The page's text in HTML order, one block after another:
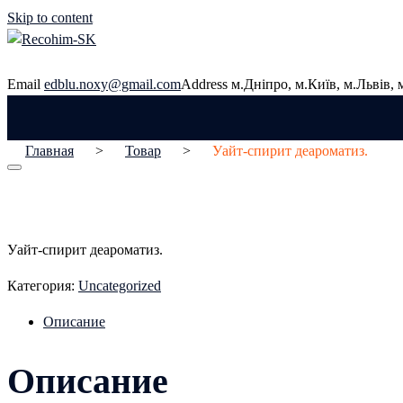
Skip to content
Email edblu.noxy@gmail.comAddress м.Дніпро, м.Київ, м.Львів,
Главная > Товар > Уайт-спирит деароматиз.
Уайт-спирит деароматиз.
Категория: Uncategorized
Описание
Описание